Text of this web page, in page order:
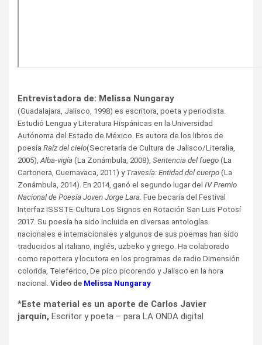
Entrevistadora de: Melissa Nungaray
(Guadalajara, Jalisco, 1998) es escritora, poeta y periodista.
Estudió Lengua y Literatura Hispánicas en la Universidad
Autónoma del Estado de México. Es autora de los libros de
poesía Raíz del cielo(Secretaría de Cultura de Jalisco/Literalia,
2005), Alba-vigía (La Zonámbula, 2008), Sentencia del fuego (La
Cartonera, Cuernavaca, 2011) y Travesía: Entidad del cuerpo (La
Zonámbula, 2014). En 2014, ganó el segundo lugar del IV Premio
Nacional de Poesía Joven Jorge Lara . Fue becaria del Festival
Interfaz ISSSTE-Cultura Los Signos en Rotación San Luis Potosí
2017. Su poesía ha sido incluida en diversas antologías
nacionales e internacionales y algunos de sus poemas han sido
traducidos al italiano, inglés, uzbeko y griego. Ha colaborado
como reportera y locutora en los programas de radio Dimensión
colorida, Teleférico, De pico picorendo y Jalisco en la hora
nacional. Video de Melissa Nungaray
*Este material es un aporte de Carlos Javier
jarquín, Escritor y poeta – para LA ONDA digital